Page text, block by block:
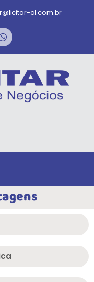
al.com.br